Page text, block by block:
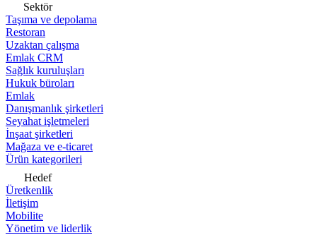
Sektör
Taşıma ve depolama
Restoran
Uzaktan çalışma
Emlak CRM
Sağlık kuruluşları
Hukuk büroları
Emlak
Danışmanlık şirketleri
Seyahat işletmeleri
İnşaat şirketleri
Mağaza ve e-ticaret
Ürün kategorileri
Hedef
Üretkenlik
İletişim
Mobilite
Yönetim ve liderlik